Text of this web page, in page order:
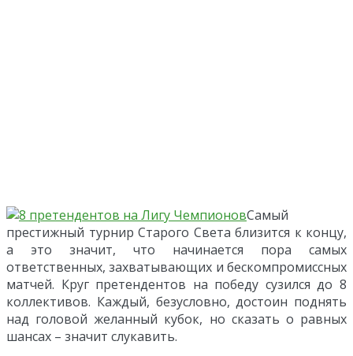
Самый
престижный турнир Старого Света близится к концу,
а это значит, что начинается пора самых
ответственных, захватывающих и бескомпромиссных
матчей. Круг претендентов на победу сузился до 8
коллективов. Каждый, безусловно, достоин поднять
над головой желанный кубок, но сказать о равных
шансах – значит слукавить.